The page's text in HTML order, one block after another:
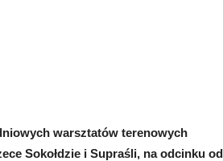
warsztatów terenowych
Sokołdzie i Supraśli, na odcinku od